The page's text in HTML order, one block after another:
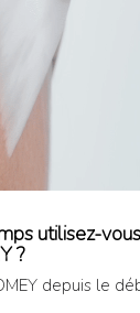
utilisez-
?
depuis le